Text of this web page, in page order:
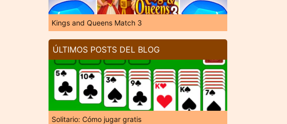
Kings and Queens Match 3
ÚLTIMOS POSTS DEL BLOG
Solitario: Cómo jugar gratis